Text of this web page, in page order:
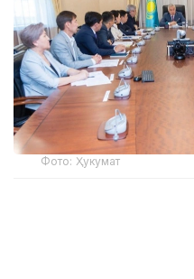
Фото: Ҳукумат